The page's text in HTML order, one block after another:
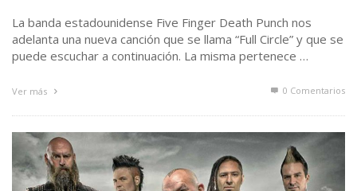
La banda estadounidense Five Finger Death Punch nos
adelanta una nueva canción que se llama “Full Circle” y que se
puede escuchar a continuación. La misma pertenece …
Ver más 0 Comentarios